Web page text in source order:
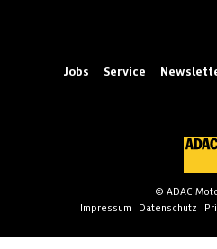
Jobs Service
© ADAC
Impressum
Datenschutz